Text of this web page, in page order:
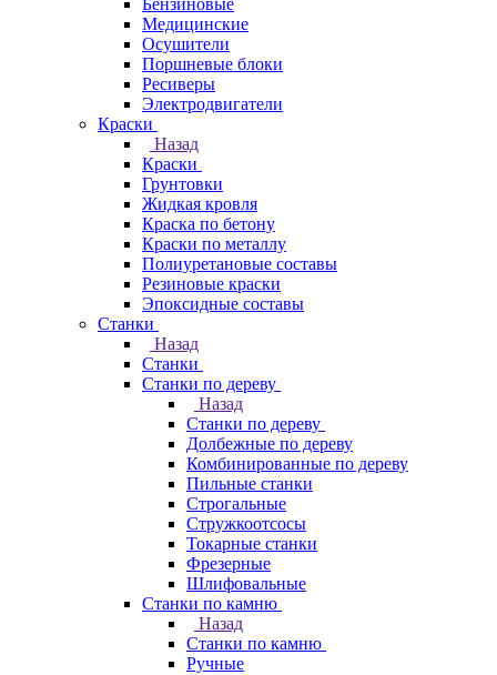
Бензиновые
Медицинские
Осушители
Поршневые блоки
Ресиверы
Электродвигатели
Краски
Назад
Краски
Грунтовки
Жидкая кровля
Краска по бетону
Краски по металлу
Полиуретановые составы
Резиновые краски
Эпоксидные составы
Станки
Назад
Станки
Станки по дереву
Назад
Станки по дереву
Долбежные по дереву
Комбинированные по дереву
Пильные станки
Строгальные
Стружкоотсосы
Токарные станки
Фрезерные
Шлифовальные
Станки по камню
Назад
Станки по камню
Ручные